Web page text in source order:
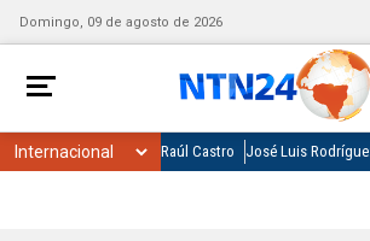
Domingo, 09 de agosto de 2026
Raúl Castro José Luis